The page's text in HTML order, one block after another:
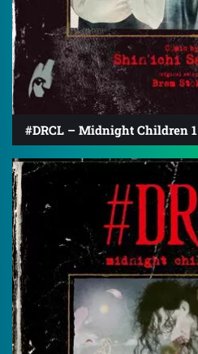
#DRCL – Midnight Children 1